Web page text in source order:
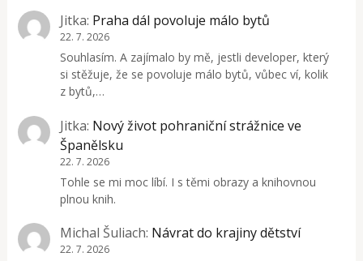
Jitka: Praha dál povoluje málo bytů
22. 7. 2026
Souhlasím. A zajímalo by mě, jestli developer, který
si stěžuje, že se povoluje málo bytů, vůbec ví, kolik
z bytů,…
Jitka: Nový život pohraniční strážnice ve
Španělsku
22. 7. 2026
Tohle se mi moc líbí. I s těmi obrazy a knihovnou
plnou knih.
Michal Šuliach: Návrat do krajiny dětství
22. 7. 2026